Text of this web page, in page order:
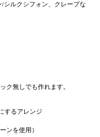
シルクシフォン、クレープな
ク無しでも作れます。
するアレンジ
を使用）